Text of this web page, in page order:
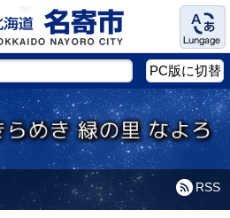
Language
PC版に切替
RSS